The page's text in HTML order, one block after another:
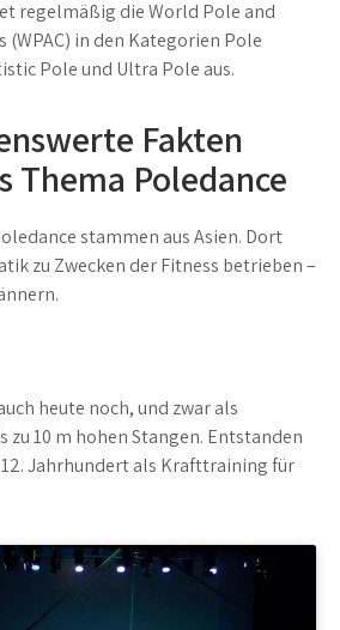
regelmäßig die World Pole and
in den Kategorien Pole
Pole und Ultra Pole aus.
Fakten
Thema Poledance
stammen aus Asien. Dort
zu Zwecken der Fitness betrieben –
heute noch, und zwar als
zu 10 m hohen Stangen. Entstanden
Jahrhundert als Krafttraining für